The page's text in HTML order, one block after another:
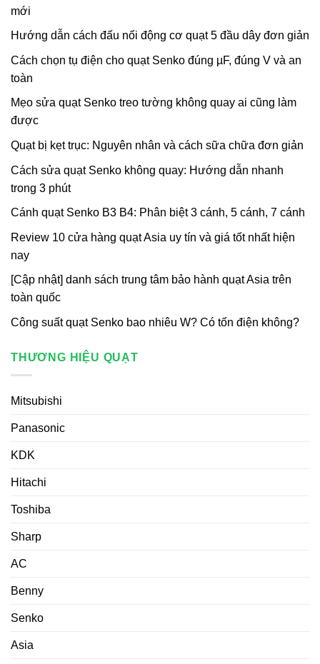
mới
Hướng dẫn cách đấu nối động cơ quạt 5 đầu dây đơn giản
Cách chọn tụ điện cho quạt Senko đúng µF, đúng V và an
toàn
Mẹo sửa quạt Senko treo tường không quay ai cũng làm
được
Quạt bị kẹt trục: Nguyên nhân và cách sữa chữa đơn giản
Cách sửa quạt Senko không quay: Hướng dẫn nhanh
trong 3 phút
Cánh quạt Senko B3 B4: Phân biệt 3 cánh, 5 cánh, 7 cánh
Review 10 cửa hàng quạt Asia uy tín và giá tốt nhất hiện
nay
[Cập nhật] danh sách trung tâm bảo hành quạt Asia trên
toàn quốc
Công suất quạt Senko bao nhiêu W? Có tốn điện không?
THƯƠNG HIỆU QUẠT
Mitsubishi
Panasonic
KDK
Hitachi
Toshiba
Sharp
AC
Benny
Senko
Asia